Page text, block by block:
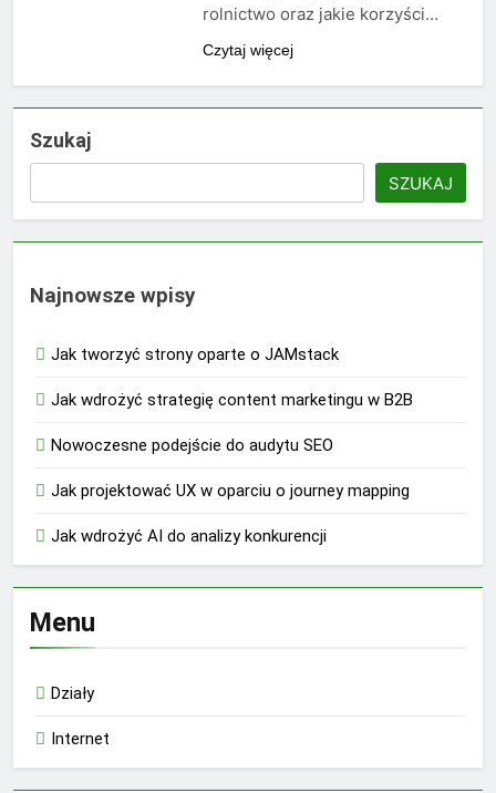
rolnictwo oraz jakie korzyści…
Czytaj więcej
Szukaj
SZUKAJ
Najnowsze wpisy
Jak tworzyć strony oparte o JAMstack
Jak wdrożyć strategię content marketingu w B2B
Nowoczesne podejście do audytu SEO
Jak projektować UX w oparciu o journey mapping
Jak wdrożyć AI do analizy konkurencji
Menu
Działy
Internet